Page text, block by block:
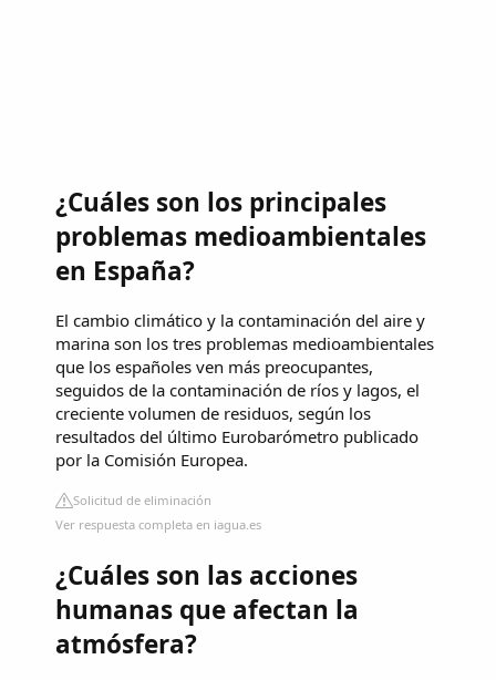
¿Cuáles son los principales
problemas medioambientales
en España?
El cambio climático y la contaminación del aire y
marina son los tres problemas medioambientales
que los españoles ven más preocupantes,
seguidos de la contaminación de ríos y lagos, el
creciente volumen de residuos, según los
resultados del último Eurobarómetro publicado
por la Comisión Europea.
Solicitud de eliminación
Ver respuesta completa en iagua.es
¿Cuáles son las acciones
humanas que afectan la
atmósfera?